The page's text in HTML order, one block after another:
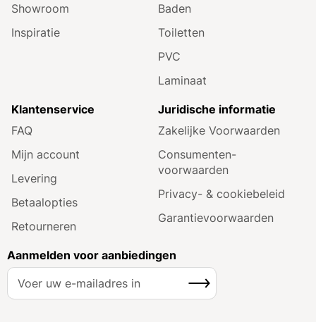
Showroom
Inspiratie
Baden
Toiletten
PVC
Laminaat
Klantenservice
FAQ
Mijn account
Levering
Betaalopties
Retourneren
Juridische informatie
Zakelijke Voorwaarden
Consumenten­
voorwaarden
Privacy- & cookiebeleid
Garantie­voorwaarden
Aanmelden voor aanbiedingen
A
Inschrijven